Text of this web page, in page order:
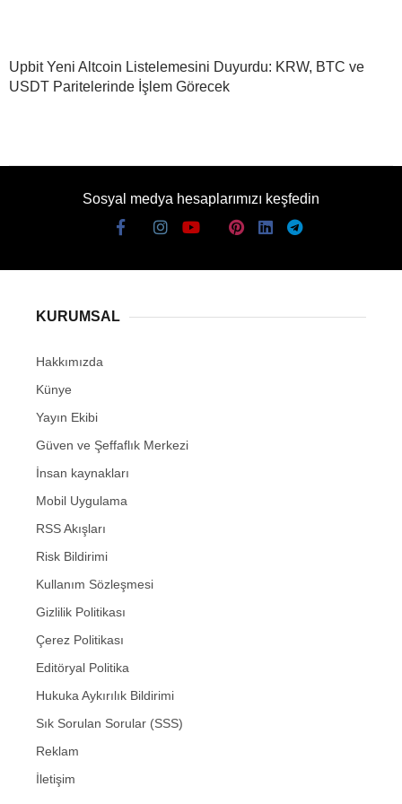
Upbit Yeni Altcoin Listelemesini Duyurdu: KRW, BTC ve
USDT Paritelerinde İşlem Görecek
Sosyal medya hesaplarımızı keşfedin
KURUMSAL
Hakkımızda
Künye
Yayın Ekibi
Güven ve Şeffaflık Merkezi
İnsan kaynakları
Mobil Uygulama
RSS Akışları
Risk Bildirimi
Kullanım Sözleşmesi
Gizlilik Politikası
Çerez Politikası
Editöryal Politika
Hukuka Aykırılık Bildirimi
Sık Sorulan Sorular (SSS)
Reklam
İletişim